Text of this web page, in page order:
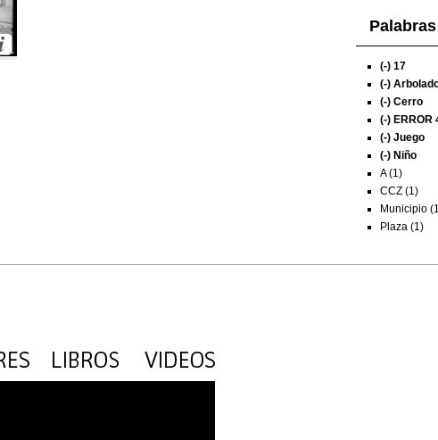
(-) 17
(-)
(-) Cerro
(-) ERROR
(-) Juego
(-) Niño
A (1)
CCZ (1)
Municipio
Plaza (1)